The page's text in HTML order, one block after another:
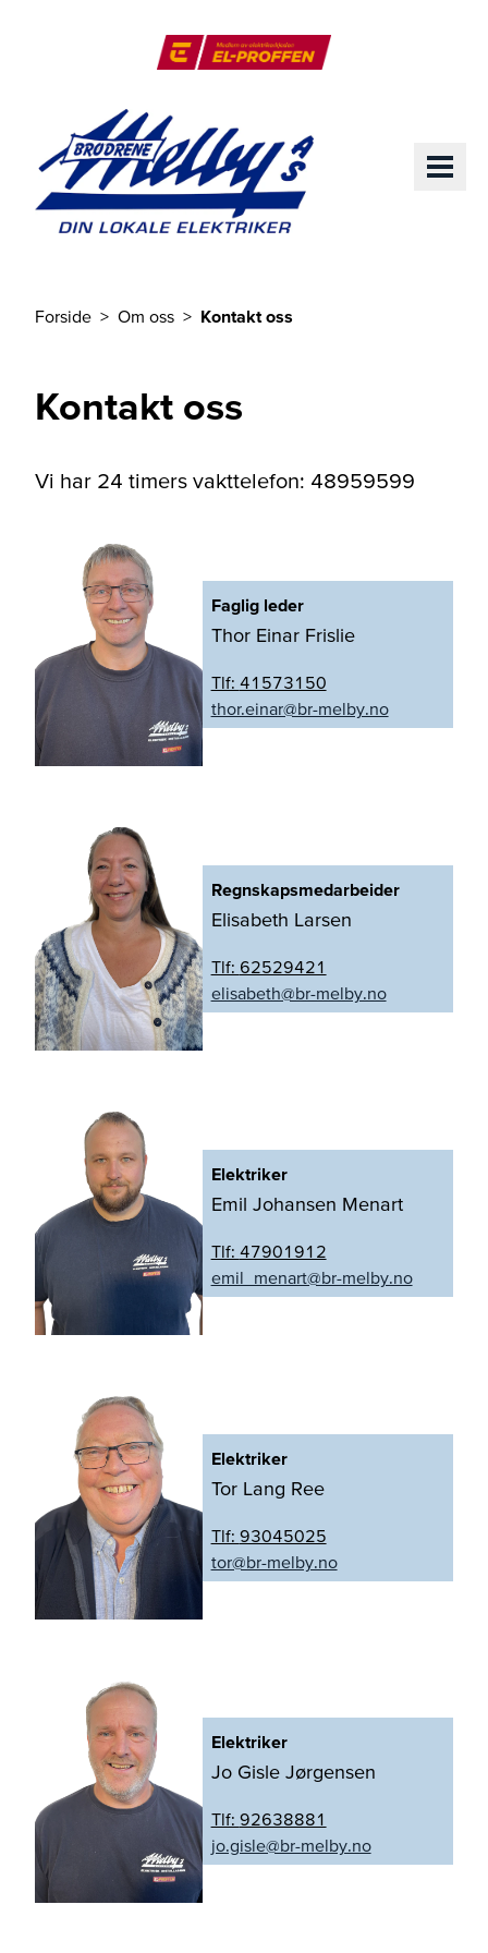
Forside Om oss Kontakt oss
Kontakt oss
Vi har 24 timers vakttelefon: 48959599
Faglig leder
Thor Einar Frislie
Tlf: 41573150
on.yblem-rb@ranie.roht
Regnskapsmedarbeider
Elisabeth Larsen
Tlf: 62529421
on.yblem-rb@htebasile
Elektriker
Emil Johansen Menart
Tlf: 47901912
on.yblem-rb@tranem_lime
Elektriker
Tor Lang Ree
Tlf: 93045025
on.yblem-rb@rot
Elektriker
Jo Gisle Jørgensen
Tlf: 92638881
on.yblem-rb@elsig.oj